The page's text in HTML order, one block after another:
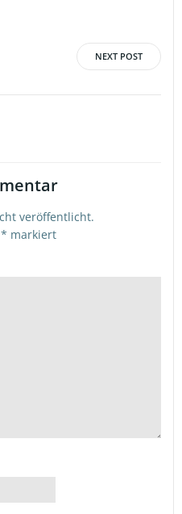
NEXT POST
veröffentlicht.
* markiert